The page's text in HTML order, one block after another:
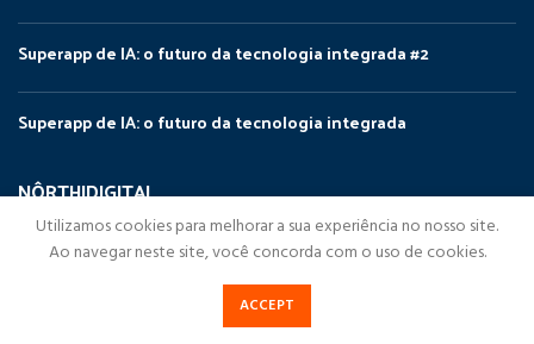
Superapp de IA: o futuro da tecnologia integrada #2
Superapp de IA: o futuro da tecnologia integrada
NÔRTHIDIGITAL
NorthiDigital
Utilizamos cookies para melhorar a sua experiência no nosso site.
Ao navegar neste site, você concorda com o uso de cookies.
ACCEPT